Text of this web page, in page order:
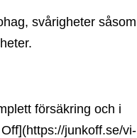
svårigheter såsom
försäkring och i
junkoff.se/vi-